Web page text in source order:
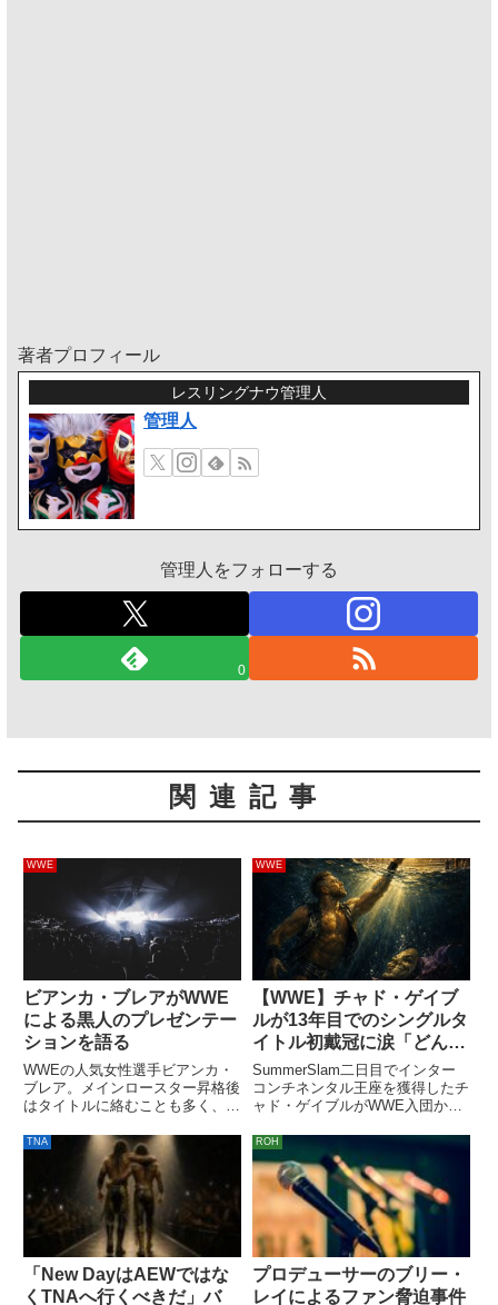
著者プロフィール
レスリングナウ管理人
管理人
管理人をフォローする
0
関連記事
WWE
ビアンカ・ブレアがWWE
による黒人のプレゼンテー
ションを語る
WWEの人気女性選手ビアンカ・
ブレア。メインロースター昇格後
はタイトルに絡むことも多く、
獲得しました。2021年のレッス
ルマニア37（2夜開催の1日目）
ではメインイベンターも務め（サ
ーシャ・バンクスとの...
WWE
【WWE】チャド・ゲイブ
ルが13年目でのシングルタ
イトル初戴冠に涙「どん底
も経験したけど、それでも
乗り越えろと自分に言い聞
かせた」
SummerSlam二日目でインター
コンチネンタル王座を獲得したチ
ャド・ゲイブルがWWE入団から
獲得を実現させたことを感慨深く
語りました。地元ミネアポリスで
悲願を果たした直後、ショーティ
G時代を含む苦しい道のり...
TNA
「New DayはAEWではな
くTNAへ行くべきだ」バ
ROH
プロデューサーのブリー・
レイによるファン脅迫事件